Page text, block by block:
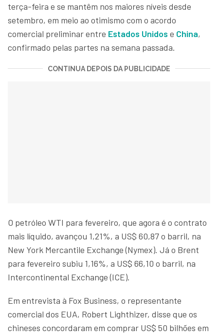
terça-feira e se mantêm nos maiores níveis desde
setembro, em meio ao otimismo com o acordo
comercial preliminar entre Estados Unidos e China,
confirmado pelas partes na semana passada.
CONTINUA DEPOIS DA PUBLICIDADE
O petróleo WTI para fevereiro, que agora é o contrato
mais líquido, avançou 1,21%, a US$ 60,87 o barril, na
New York Mercantile Exchange (Nymex). Já o Brent
para fevereiro subiu 1,16%, a US$ 66,10 o barril, na
Intercontinental Exchange (ICE).
Em entrevista à Fox Business, o representante
comercial dos EUA, Robert Lighthizer, disse que os
chineses concordaram em comprar US$ 50 bilhões em